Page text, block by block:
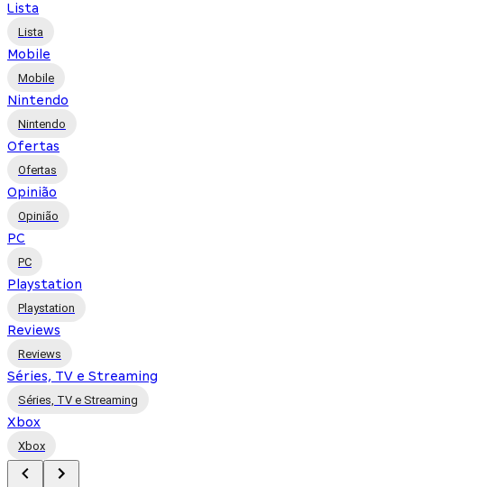
Lista
Lista
Mobile
Mobile
Nintendo
Nintendo
Ofertas
Ofertas
Opinião
Opinião
PC
PC
Playstation
Playstation
Reviews
Reviews
Séries, TV e Streaming
Séries, TV e Streaming
Xbox
Xbox